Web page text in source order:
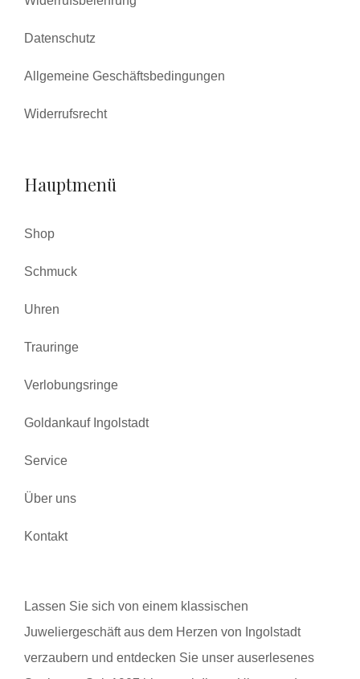
Datenschutz
Allgemeine Geschäftsbedingungen
Widerrufsrecht
Hauptmenü
Shop
Schmuck
Uhren
Trauringe
Verlobungsringe
Goldankauf Ingolstadt
Service
Über uns
Kontakt
Lassen Sie sich von einem klassischen
Juweliergeschäft aus dem Herzen von Ingolstadt
verzaubern und entdecken Sie unser auserlesenes